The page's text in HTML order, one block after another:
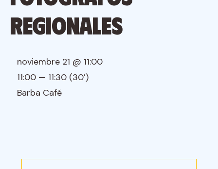
REGIONALES
noviembre 21 @ 11:00
11:00 — 11:30 (30′)
Barba Café